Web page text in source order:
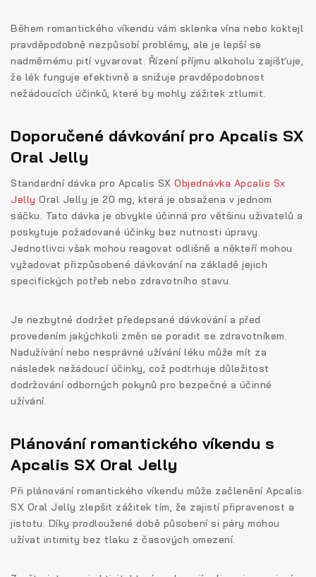
Během romantického víkendu vám sklenka vína nebo koktejl
pravděpodobně nezpůsobí problémy, ale je lepší se
nadměrnému pití vyvarovat. Řízení příjmu alkoholu zajišťuje,
že lék funguje efektivně a snižuje pravděpodobnost
nežádoucích účinků, které by mohly zážitek ztlumit.
Doporučené dávkování pro Apcalis SX
Oral Jelly
Standardní dávka pro Apcalis SX Objednávka Apcalis Sx
Jelly Oral Jelly je 20 mg, která je obsažena v jednom
sáčku. Tato dávka je obvykle účinná pro většinu uživatelů a
poskytuje požadované účinky bez nutnosti úpravy.
Jednotlivci však mohou reagovat odlišně a někteří mohou
vyžadovat přizpůsobené dávkování na základě jejich
specifických potřeb nebo zdravotního stavu.
Je nezbytné dodržet předepsané dávkování a před
provedením jakýchkoli změn se poradit se zdravotníkem.
Nadužívání nebo nesprávné užívání léku může mít za
následek nežádoucí účinky, což podtrhuje důležitost
dodržování odborných pokynů pro bezpečné a účinné
užívání.
Plánování romantického víkendu s
Apcalis SX Oral Jelly
Při plánování romantického víkendu může začlenění Apcalis
SX Oral Jelly zlepšit zážitek tím, že zajistí připravenost a
jistotu. Díky prodloužené době působení si páry mohou
užívat intimity bez tlaku z časových omezení.